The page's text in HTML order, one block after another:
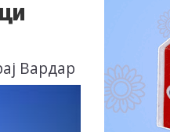
Вардар